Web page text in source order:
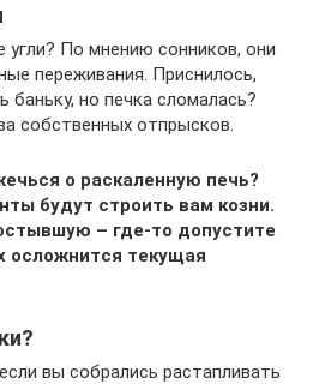
угли? По мнению сонников, они
переживания. Приснилось,
баньку, но печка сломалась?
собственных отпрысков.
о раскаленную печь?
будут строить вам козни.
– где-то допустите
осложнится текущая
вы собрались растапливать